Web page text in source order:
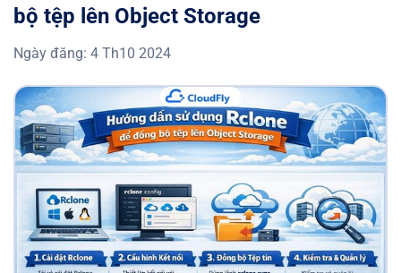
ủ
bộ tệp lên Object Storage
Ngày đăng: 4 Th10 2024